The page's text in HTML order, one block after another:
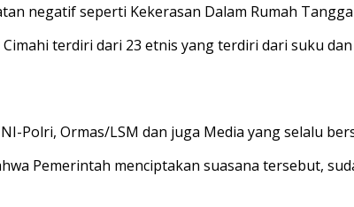
negatif seperti Kekerasan Dalam Rumah
terdiri dari 23 etnis yang terdiri dari suku
Polri, Ormas/LSM dan juga Media yang selalu
Pemerintah menciptakan suasana tersebut,